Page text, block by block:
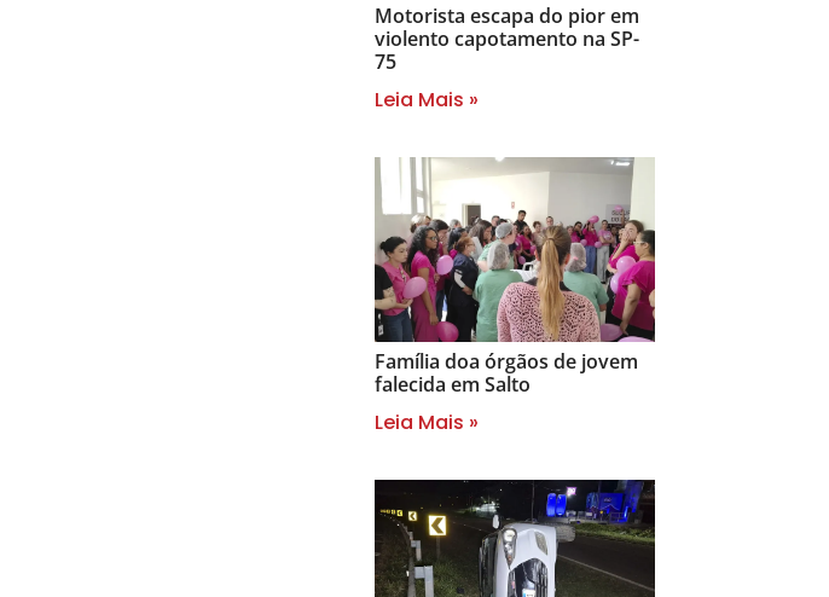
Motorista escapa do pior em
violento capotamento na SP-
75
Leia Mais »
Família doa órgãos de jovem
falecida em Salto
Leia Mais »